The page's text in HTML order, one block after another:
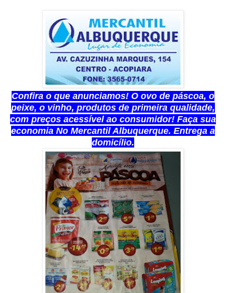
Confira o que anunciamos! O ovo de páscoa, o
peixe, o vinho, produtos de primeira qualidade,
com preços acessível ao consumidor! Faça sua
economia No Mercantil Albuquerque. Entrega a
domicílio.